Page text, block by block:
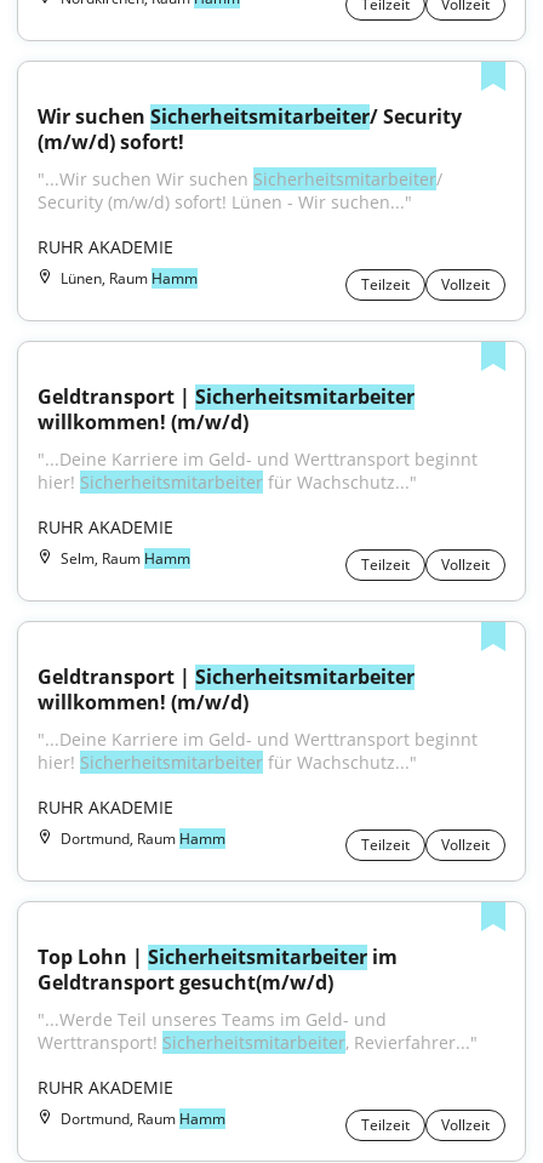
Teilzeit Vollzeit
Wir suchen Sicherheitsmitarbeiter/ Security
(m/w/d) sofort!
"...Wir suchen Wir suchen Sicherheitsmitarbeiter/
Security (m/w/d) sofort! Lünen - Wir suchen..."
RUHR AKADEMIE
Lünen, Raum Hamm Teilzeit Vollzeit
Geldtransport | Sicherheitsmitarbeiter
willkommen! (m/w/d)
"...Deine Karriere im Geld- und Werttransport beginnt
hier! Sicherheitsmitarbeiter für Wachschutz..."
RUHR AKADEMIE
Selm, Raum Hamm Teilzeit Vollzeit
Geldtransport | Sicherheitsmitarbeiter
willkommen! (m/w/d)
"...Deine Karriere im Geld- und Werttransport beginnt
hier! Sicherheitsmitarbeiter für Wachschutz..."
RUHR AKADEMIE
Dortmund, Raum Hamm Teilzeit Vollzeit
Top Lohn | Sicherheitsmitarbeiter im
Geldtransport gesucht(m/w/d)
"...Werde Teil unseres Teams im Geld- und
Werttransport! Sicherheitsmitarbeiter, Revierfahrer..."
RUHR AKADEMIE
Dortmund, Raum Hamm Teilzeit Vollzeit